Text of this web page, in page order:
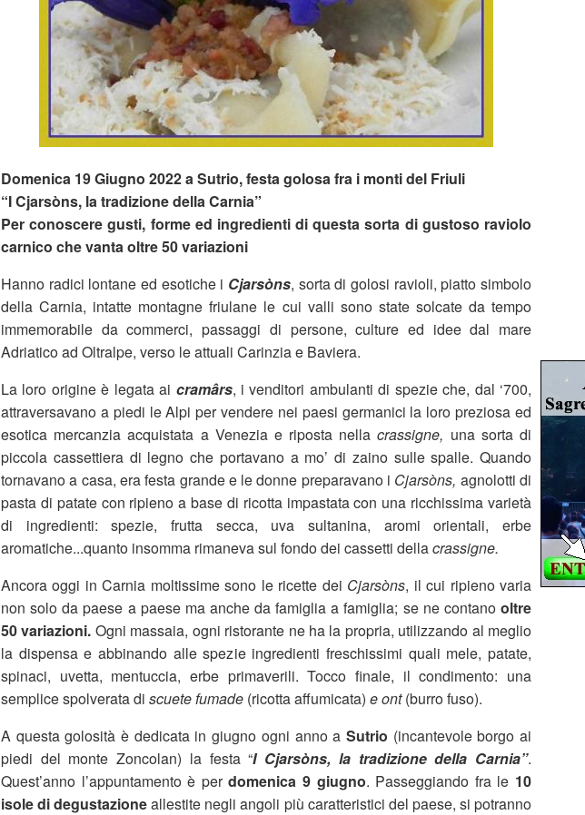
Domenica 19 Giugno 2022 a Sutrio, festa golosa fra i monti del Friuli
“I Cjarsòns, la tradizione della Carnia”
Per conoscere gusti, forme ed ingredienti di questa sorta di gustoso raviolo
carnico che vanta oltre 50 variazioni
Hanno radici lontane ed esotiche i Cjarsòns, sorta di golosi ravioli, piatto simbolo
della Carnia, intatte montagne friulane le cui valli sono state solcate da tempo
immemorabile da commerci, passaggi di persone, culture ed idee dal mare
Adriatico ad Oltralpe, verso le attuali Carinzia e Baviera.
La loro origine è legata ai cramârs, i venditori ambulanti di spezie che, dal ‘700,
attraversavano a piedi le Alpi per vendere nei paesi germanici la loro preziosa ed
esotica mercanzia acquistata a Venezia e riposta nellacrassigne, una sorta di
piccola cassettiera di legno che portavano a mo’ di zaino sulle spalle. Quando
tornavano a casa, era festa grande e le donne preparavano i Cjarsòns, agnolotti di
pasta di patate con ripieno a base di ricotta impastata con una ricchissima varietà
di ingredienti: spezie, frutta secca, uva sultanina, aromi orientali, erbe
aromatiche...quanto insomma rimaneva sul fondo dei cassetti dellacrassigne.
Ancora oggi in Carnia moltissime sono le ricette dei Cjarsòns, il cui ripieno varia
non solo da paese a paese ma anche da famiglia a famiglia; se ne contano oltre
50 variazioni. Ogni massaia, ogni ristorante ne ha la propria, utilizzando al meglio
la dispensa e abbinando alle spezie ingredienti freschissimi quali mele, patate,
spinaci, uvetta, mentuccia, erbe primaverili. Tocco finale, il condimento: una
semplice spolverata di scuete fumade (ricotta affumicata) e ont(burro fuso).
A questa golosità è dedicata in giugno ogni anno a Sutrio (incantevole borgo ai
piedi del monte Zoncolan) la festa “I Cjarsòns, la tradizione della Carnia”.
Quest’anno l’appuntamento è perdomenica 9 giugno. Passeggiando fra le 10
isole di degustazioneallestite negli angoli più caratteristici del paese, si potranno